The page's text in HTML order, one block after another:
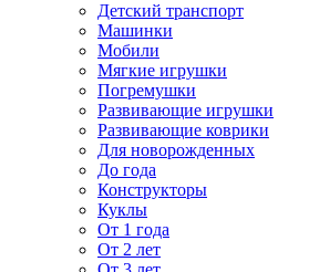
Детский транспорт
Машинки
Мобили
Мягкие игрушки
Погремушки
Развивающие игрушки
Развивающие коврики
Для новорожденных
До года
Конструкторы
Куклы
От 1 года
От 2 лет